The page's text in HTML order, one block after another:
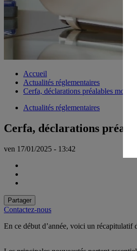
Accueil
Actualités réglementaires
Cerfa, déclarations préalables
Actualités réglementaires
Cerfa, déclarations
ven 17/01/2025 - 13:42
Partager
Contactez-nous
En ce début d’année, voici un récapitulatif